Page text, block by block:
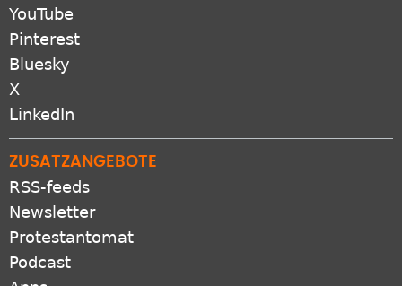
YouTube
Pinterest
Bluesky
X
LinkedIn
ZUSATZANGEBOTE
RSS-feeds
Newsletter
Protestantomat
Podcast